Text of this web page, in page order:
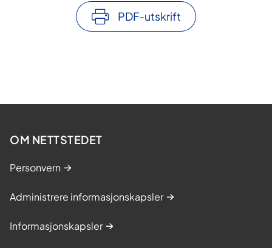
PDF-utskrift
OM NETTSTEDET
Personvern
Administrere informasjonskapsler
Informasjonskapsler